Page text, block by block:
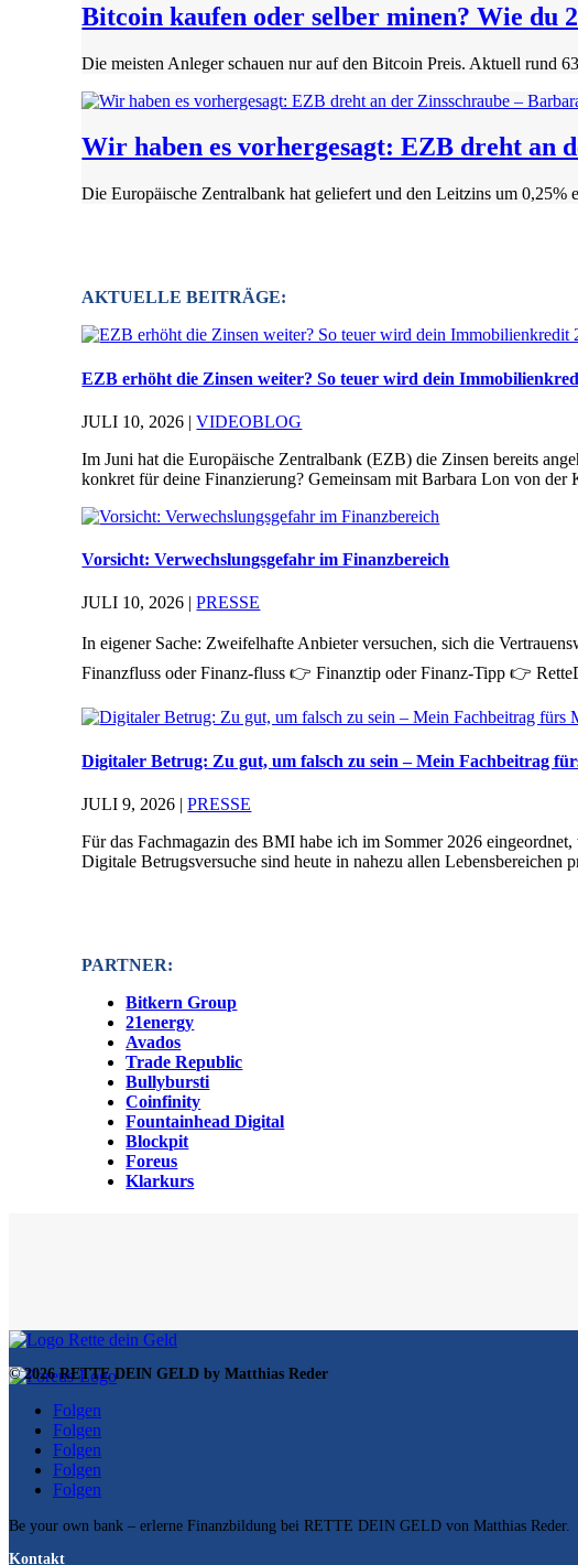
Bitcoin kaufen oder selber minen? Wie du
Die meisten Anleger schauen nur auf den Bitcoin Preis. Aktuell rund
Wir haben es vorhergesagt: EZB dreht an
Die Europäische Zentralbank hat geliefert und den Leitzins um
AKTUELLE BEITRÄGE:
EZB erhöht die Zinsen weiter? So teuer wird dein
JULI 10, 2026 |VIDEOBLOG
Im Juni hat die Europäische Zentralbank (EZB) die Zinsen bereits
konkret für deine Finanzierung? Gemeinsam mit Barbara Lon von der
Vorsicht: Verwechslungsgefahr im Finanzbereich
JULI 10, 2026 |PRESSE
In eigener Sache: Zweifelhafte Anbieter versuchen, sich die
Finanzfluss oder Finanz-fluss 👉 Finanztip oder Finanz-Tipp 👉
Digitaler Betrug: Zu gut, um falsch zu sein – Mein Fachbeitrag
JULI 9, 2026 |PRESSE
Für das Fachmagazin des BMI habe ich im Sommer 2026
Digitale Betrugsversuche sind heute in nahezu allen Lebensbereichen
PARTNER:
Bitkern Group
21energy
Avados
Trade Republic
Bullybursti
Coinfinity
Fountainhead Digital
Blockpit
Foreus
Klarkurs
© 2026 RETTE DEIN GELD by Matthias Reder
Folgen
Folgen
Folgen
Folgen
Folgen
Be your own bank – erlerne Finanzbildung bei RETTE DEIN GELD von Matthias Reder.
Kontakt